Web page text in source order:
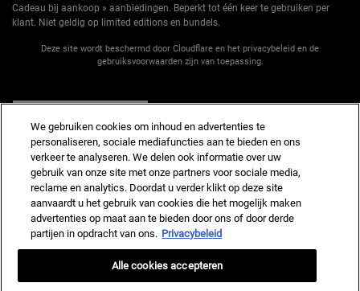
Cadeau bij aankoop » aanbiedingen. Beperkt tot één keer te gebruiken per
klant. Niet geldig op limited editions en bundels.
Deze site wordt beschermd door Cloudflare en het privacybeleid en de
gebruiksvoorwaarden zijn van toepassing.
Fabrikantinformatie
KIEHL'S
14, rue Royale - 75008 Paris France
kiehls@nl.oaccare.com
We gebruiken cookies om inhoud en advertenties te
personaliseren, sociale mediafuncties aan te bieden en ons
verkeer te analyseren. We delen ook informatie over uw
gebruik van onze site met onze partners voor sociale media,
reclame en analytics. Doordat u verder klikt op deze site
aanvaardt u het gebruik van cookies die het mogelijk maken
advertenties op maat aan te bieden door ons of door derde
partijen in opdracht van ons. Privacybeleid
Alle cookies accepteren